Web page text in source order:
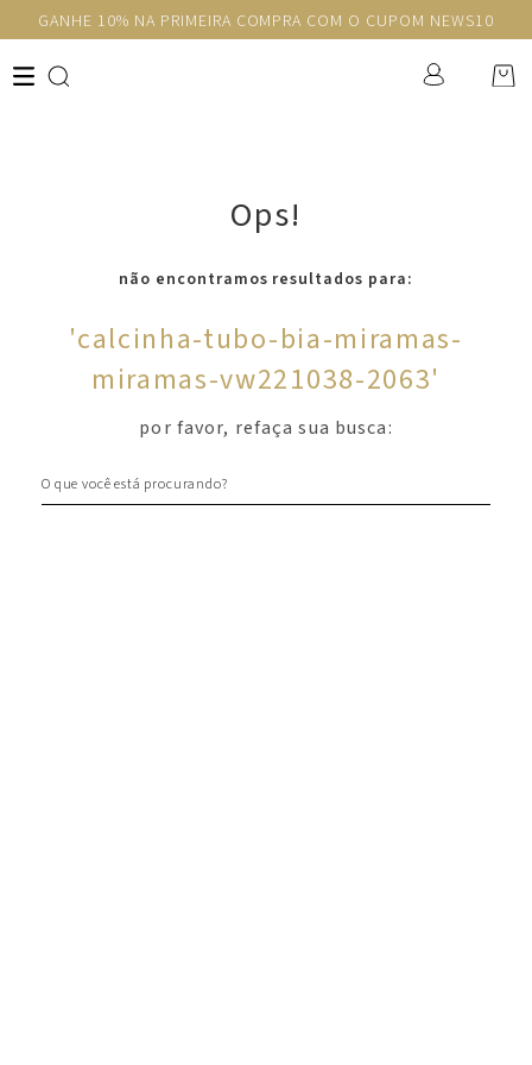
GANHE 10% NA PRIMEIRA COMPRA COM O CUPOM NEWS10
Ops!
não encontramos resultados para:
'calcinha-tubo-bia-miramas-
miramas-vw221038-2063'
por favor, refaça sua busca: